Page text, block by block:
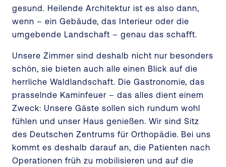
gesund. Heilende Architektur ist es also dann,
wenn – ein Gebäude, das Interieur oder die
umgebende Landschaft – genau das schafft.
Unsere Zimmer sind deshalb nicht nur besonders
schön, sie bieten auch alle einen Blick auf die
herrliche Waldlandschaft. Die Gastronomie, das
prasselnde Kaminfeuer – das alles dient einem
Zweck: Unsere Gäste sollen sich rundum wohl
fühlen und unser Haus genießen. Wir sind Sitz
des Deutschen Zentrums für Orthopädie. Bei uns
kommt es deshalb darauf an, die Patienten nach
Operationen früh zu mobilisieren und auf die